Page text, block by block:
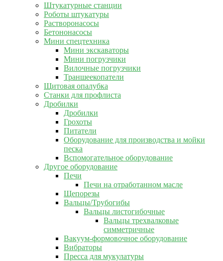
Штукатурные станции
Роботы штукатуры
Растворонасосы
Бетононасосы
Мини спецтехника
Мини экскаваторы
Мини погрузчики
Вилочные погрузчики
Траншеекопатели
Щитовая опалубка
Станки для профлиста
Дробилки
Дробилки
Грохоты
Питатели
Оборудование для производства и мойки
песка
Вспомогательное оборудование
Другое оборудование
Печи
Печи на отработанном масле
Щепорезы
Вальцы/Трубогибы
Вальцы листогибочные
Вальцы трехвалковые
симметричные
Вакуум-формовочное оборудование
Вибраторы
Пресса для мукулатуры